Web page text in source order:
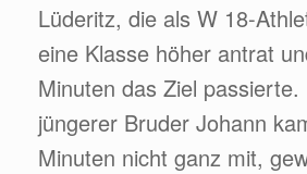
Lüderitz, die als W 18-
eine Klasse höher antrat
Minuten das Ziel
jüngerer Bruder Johann
Minuten nicht ganz mit,